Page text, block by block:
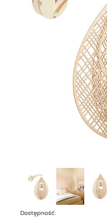
Dostępność: